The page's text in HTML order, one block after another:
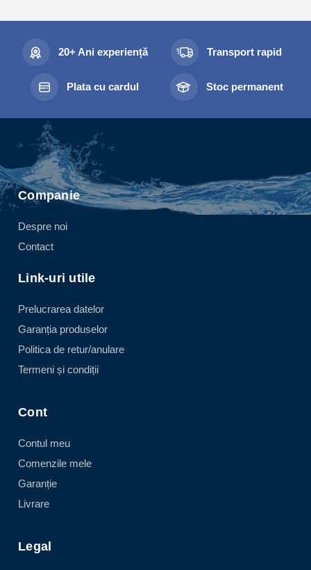
20+ Ani experiență Transport rapid
Plata cu cardul Stoc permanent
Companie
Despre noi
Contact
Link-uri utile
Prelucrarea datelor
Garanția produselor
Politica de retur/anulare
Termeni și condiții
Cont
Contul meu
Comenzile mele
Garanție
Livrare
Legal